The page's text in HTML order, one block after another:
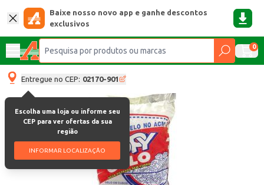
Baixe nosso novo app e ganhe descontos
exclusivos
0
Entregue no CEP: 02170-901
Escolha uma loja ou informe seu
CEP para ver ofertas da sua
região
INFORMAR LOCALIZAÇÃO